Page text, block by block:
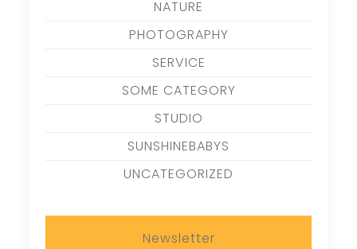
NATURE
PHOTOGRAPHY
SERVICE
SOME CATEGORY
STUDIO
SUNSHINEBABYS
UNCATEGORIZED
Newsletter